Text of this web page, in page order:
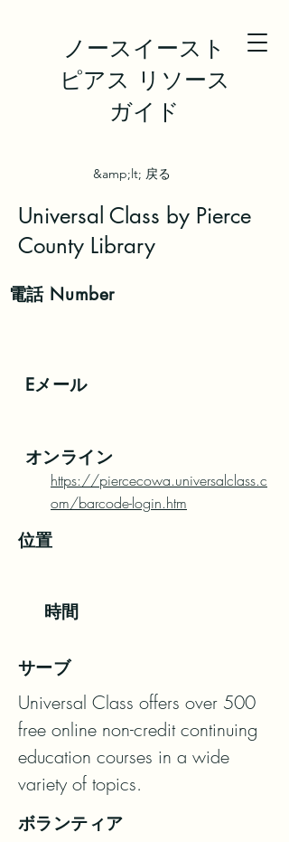
ノースイースト
ピアス リソース
ガイド
&amp;lt; 戻る
Universal Class by Pierce
County Library
電話Number
Eメール
オンライン
https://piercecowa.universalclass.c
om/barcode-login.htm
位置
時間
サーブ
Universal Class offers over 500
free online non-credit continuing
education courses in a wide
variety of topics.
ボランティア